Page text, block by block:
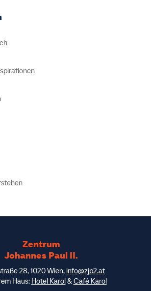
Zentrum
Johannes Paul II.
28, 1020 Wien, info@zjp2.at
Haus: Hotel Karol&Café Karol